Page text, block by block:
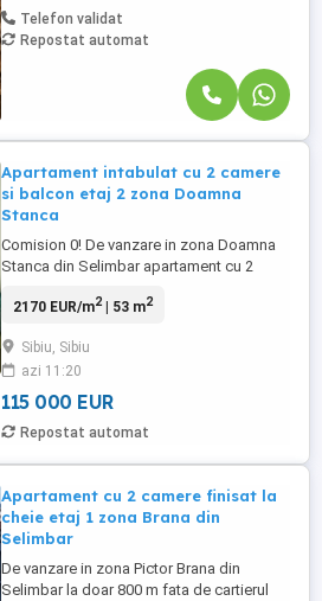
Telefon validat
Repostat automat
Apartament intabulat cu 2 camere
si balcon etaj 2 zona Doamna
Stanca
Comision 0! De vanzare in zona Doamna
Stanca din Selimbar apartament cu 2
separata ) si balcon de 6.14 mp tip loggie,
etajul intermediar 2, orientat spre SUD
care detine si proprul loc de parcare.
Apartamentul pozitionat la etajul ...
2170 EUR/m2| 53 m2
Sibiu, Sibiu
azi 11:20
115 000 EUR
Repostat automat
Apartament cu 2 camere finisat la
cheie etaj 1 zona Brana din
Selimbar
De vanzare in zona Pictor Brana din
Selimbar la doar 800 m fata de cartierul